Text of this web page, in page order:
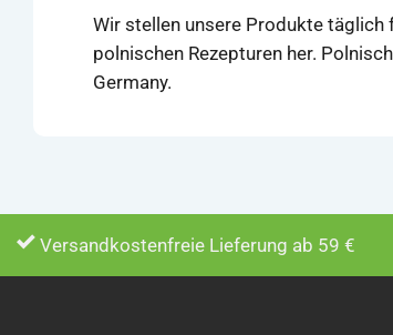
Wir stellen unsere Produkte
polnischen Rezepturen her.
Germany.
Versandkostenfreie Lieferung ab 59 €